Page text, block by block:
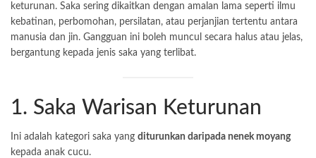
keturunan. Saka sering dikaitkan dengan amalan lama seperti ilmu
kebatinan, perbomohan, persilatan, atau perjanjian tertentu antara
manusia dan jin. Gangguan ini boleh muncul secara halus atau jelas,
bergantung kepada jenis saka yang terlibat.
1. Saka Warisan Keturunan
Ini adalah kategori saka yang diturunkan daripada nenek moyang
kepada anak cucu.